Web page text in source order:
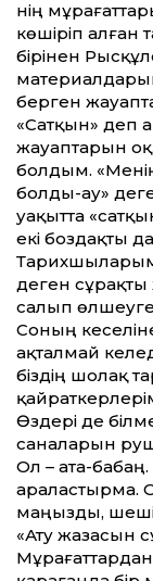
нің
көшіріп алған
бірінен
берген
«Сатқын» деп
жауаптарын
болдым.
болды-ау»
уақытта
екі боздақты
деген сұрақты
салып
Соның
ақталмай
біздің шолақ
Өздері де
саналарын
Ол – ата-
араластырма.
маңызды,
«Ату жазасын